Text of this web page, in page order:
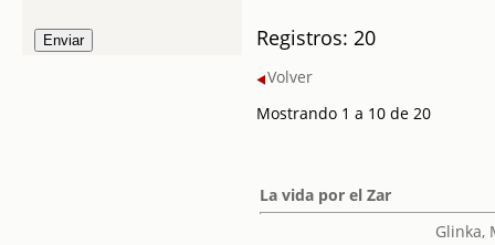
Registros: 20
Volver
Mostrando 1 a 10 de 20
La vida por el Zar
Glinka,